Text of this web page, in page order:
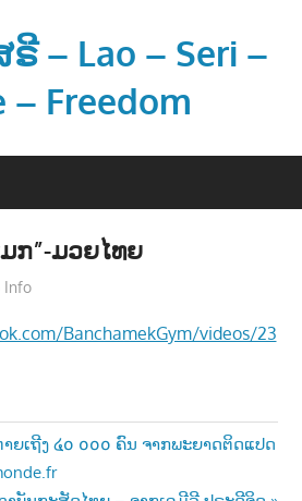
– Lao – Seri –
– Freedom
ກ”-ມວຍໄທຍ
Info
BanchamekGym/videos/23
ຍເຖີງ ໔໐ ໐໐໐ ຄົນ ຈາກພະຍາດຕິດແປດ